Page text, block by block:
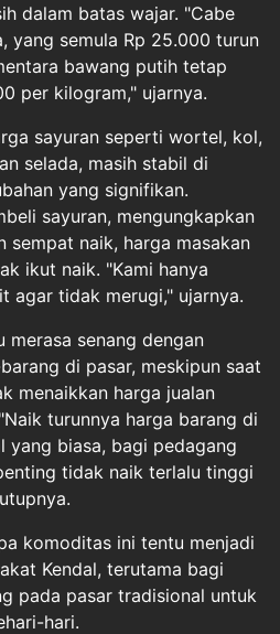
dalam batas wajar. "Cabe
yang semula Rp 25.000 turun
bawang putih tetap
per kilogram," ujarnya.
sayuran seperti wortel, kol,
selada, masih stabil di
yang signifikan.
sayuran, mengungkapkan
sempat naik, harga masakan
ikut naik. "Kami hanya
agar tidak merugi," ujarnya.
merasa senang dengan
di pasar, meskipun saat
menaikkan harga jualan
turunnya harga barang di
yang biasa, bagi pedagang
tidak naik terlalu tinggi
komoditas ini tentu menjadi
Kendal, terutama bagi
pada pasar tradisional untuk
hari.